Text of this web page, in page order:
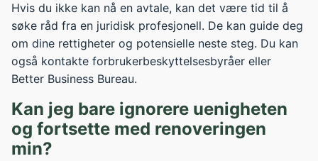
Hvis du ikke kan nå en avtale, kan det være tid til å
søke råd fra en juridisk profesjonell. De kan guide deg
om dine rettigheter og potensielle neste steg. Du kan
også kontakte forbrukerbeskyttelsesbyråer eller
Better Business Bureau.
Kan jeg bare ignorere uenigheten
og fortsette med renoveringen
min?